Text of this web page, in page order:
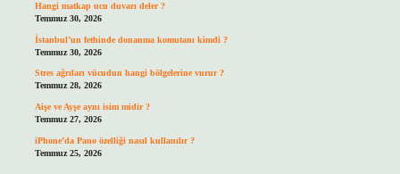
Hangi matkap ucu duvarı deler ?
Temmuz 30, 2026
İstanbul’un fethinde donanma komutanı kimdi ?
Temmuz 30, 2026
Stres ağrıları vücudun hangi bölgelerine vurur ?
Temmuz 28, 2026
Aişe ve Ayşe aynı isim midir ?
Temmuz 27, 2026
iPhone’da Pano özelliği nasıl kullanılır ?
Temmuz 25, 2026